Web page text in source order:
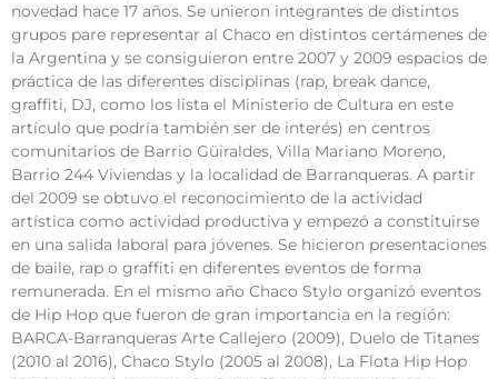
novedad hace 17 años. Se unieron integrantes de distintos
grupos pare representar al Chaco en distintos certámenes de
la Argentina y se consiguieron entre 2007 y 2009 espacios de
práctica de las diferentes disciplinas (rap, break dance,
graffiti, DJ, como los lista el Ministerio de Cultura en este
artículo que podría también ser de interés) en centros
comunitarios de Barrio Güiraldes, Villa Mariano Moreno,
Barrio 244 Viviendas y la localidad de Barranqueras. A partir
del 2009 se obtuvo el reconocimiento de la actividad
artística como actividad productiva y empezó a constituirse
en una salida laboral para jóvenes. Se hicieron presentaciones
de baile, rap o graffiti en diferentes eventos de forma
remunerada. En el mismo año Chaco Stylo organizó eventos
de Hip Hop que fueron de gran importancia en la región:
BARCA-Barranqueras Arte Callejero (2009), Duelo de Titanes
(2010 al 2016), Chaco Stylo (2005 al 2008), La Flota Hip Hop